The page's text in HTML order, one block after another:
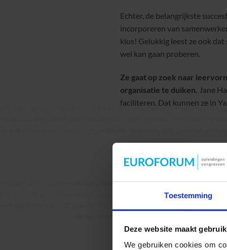
Toestemming
Deze website maakt
We gebruiken cookies om
Echter, de belangrijkste
incorporeren van
klus! Gelukkig leest ze ook
wel kan gaan proberen.
Ze gaat op zoek naar
organisatie te duiken. Jane
faciliteren. Dat kunnen ze in
organisations now have an ESN – and although they might not be
Jane Hart heeft nog meer
Readers of this blog know that I have similar feelings, and only recently
recent post about how many packaged instructional solutions are